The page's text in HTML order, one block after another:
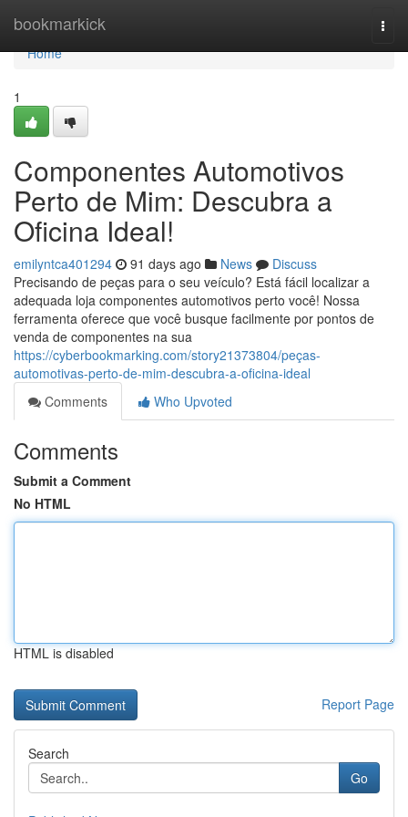
bookmarkick
Home
Home
1
Componentes Automotivos
Perto de Mim: Descubra a
Oficina Ideal!
emilyntca401294 91 days ago News
Discuss
Precisando de peças para o seu veículo? Está fácil localizar a
adequada loja componentes automotivos perto você! Nossa
ferramenta oferece que você busque facilmente por pontos de
venda de componentes na sua
https://cyberbookmarking.com/story21373804/peças-
automotivas-perto-de-mim-descubra-a-oficina-ideal
Comments
Who Upvoted
Comments
Submit a Comment
No HTML
HTML is disabled
Report Page
Search
Go